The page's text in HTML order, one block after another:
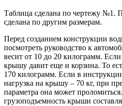
Таблица сделана по чертежу №1.
сделана по другим размерам.
Перед созданием конструкции
посмотреть руководство к
весит от 10 до 20 килограмм.
крышу давит еще и корзина. То
170 килограмм. Если в
нагрузка на крышу – 70 кг, при
параметра она может
грузоподъемность крыши